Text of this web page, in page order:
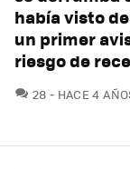
había visto
un primer
riesgo de
28 HACE 4